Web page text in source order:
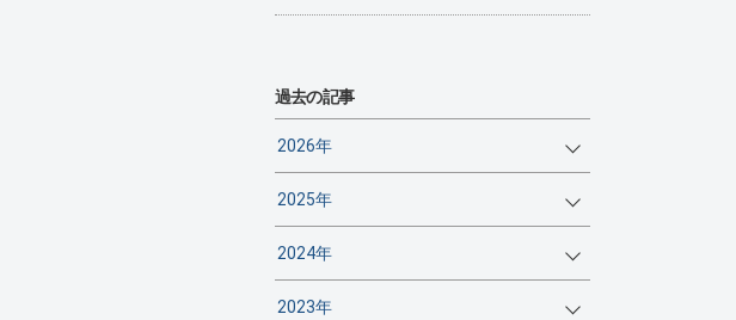
過去の記事
2026年
2025年
2024年
2023年